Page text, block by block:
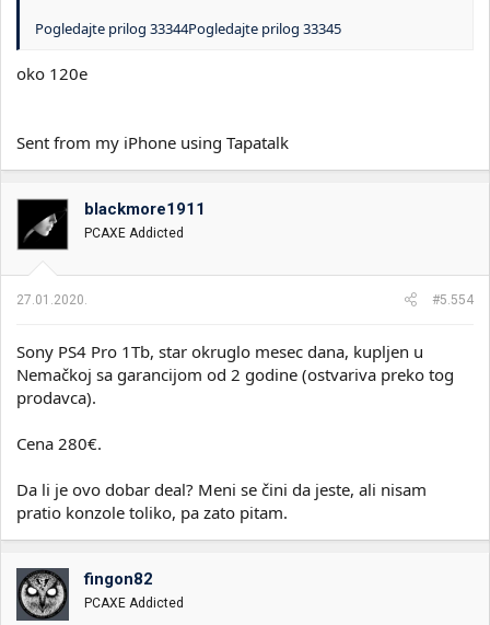
Pogledajte prilog 33344Pogledajte prilog 33345
oko 120e
Sent from my iPhone using Tapatalk
blackmore1911
PCAXE Addicted
27.01.2020. #5.554
Sony PS4 Pro 1Tb, star okruglo mesec dana, kupljen u
Nemačkoj sa garancijom od 2 godine (ostvariva preko tog
prodavca).
Cena 280€.
Da li je ovo dobar deal? Meni se čini da jeste, ali nisam
pratio konzole toliko, pa zato pitam.
fingon82
PCAXE Addicted